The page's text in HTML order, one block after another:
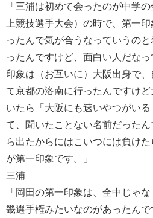
「三浦は初めて会ったのが中学
上競技選手大会）の時で、第一
ったんで気が合うなっていうの
ったんですけど、面白い人だな
印象は（お互いに）大阪出身で
て京都の洛南に行ったんですけ
いたら「大阪にも速いやつがい
て、聞いたことない名前だった
ら出たからにはこいつには負け
が第一印象です。」
三浦
「岡田の第一印象は、全中じゃ
畿選手権みたいなのがあったん